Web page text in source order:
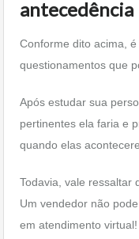
antecedência
Conforme dito acima,
questionamentos que
Após estudar sua
pertinentes ela faria e
quando elas
Todavia, vale ressaltar
Um vendedor não
em atendimento